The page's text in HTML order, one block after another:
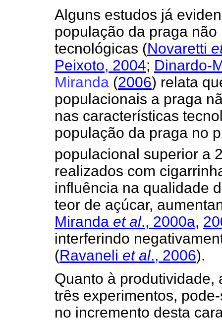
Alguns estudos já
população da praga
tecnológicas (Novaretti
Peixoto, 2004; Dinardo-
Miranda (2006) relata
populacionais a praga
nas características
população da praga no
populacional superior a
realizados com
influência na qualidade
teor de açúcar,
Miranda et al., 2000a,
interferindo
(Ravaneli et al., 2006).
Quanto à produtividade,
três experimentos,
no incremento desta